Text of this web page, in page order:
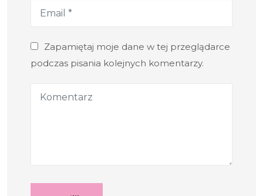
Zapamiętaj moje dane w tej przeglądarce
podczas pisania kolejnych komentarzy.